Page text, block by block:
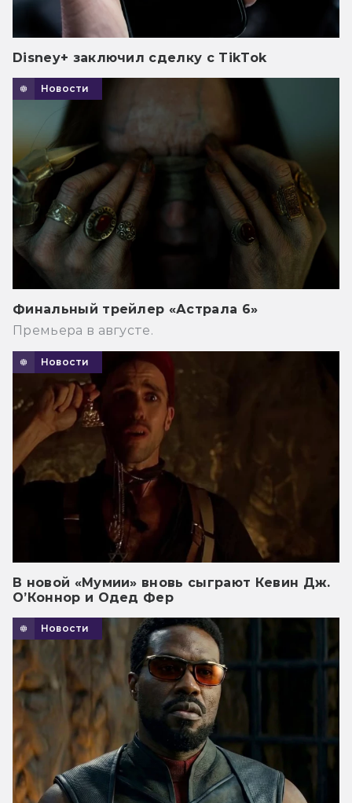
Disney+ заключил сделку с TikTok
Новости
Финальный трейлер «Астрала 6»
Премьера в августе.
Новости
В новой «Мумии» вновь сыграют Кевин Дж.
О’Коннор и Одед Фер
Новости